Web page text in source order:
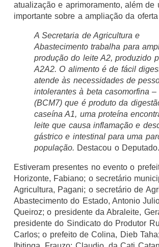
atualização e aprimoramento, além de
importante sobre a ampliação da
A Secretaria de Agricultura e
Abastecimento trabalha para
produção do leite A2, produzido
A2A2. O alimento é de fácil
atende às necessidades de
intolerantes à beta casomorfina –
(BCM7) que é produto da
caseína A1, uma proteína
leite que causa inflamação e
gástrico e intestinal para uma
população. Destacou o Deputado.
Estiveram presentes no evento o
Horizonte, Fabiano; o secretário
Agricultura, Pagani; o secretário de
Abastecimento do Estado, Antonio
Queiroz; o presidente da Abraleite,
presidente do Sindicato do Produtor
Carlos; o prefeito de Colina, Dieb